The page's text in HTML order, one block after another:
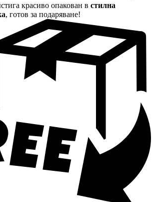
красиво опакован в стилна
, готов за подаряване!